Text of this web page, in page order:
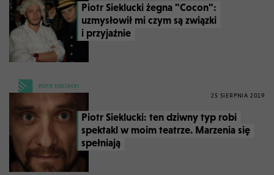
Piotr Sieklucki żegna "Cocon":
uzmysłowił mi czym są związki
i przyjaźnie
PIOTR SIEKLUCKI
25 SIERPNIA 2019
Piotr Sieklucki: ten dziwny typ robi
spektakl w moim teatrze. Marzenia się
spełniają